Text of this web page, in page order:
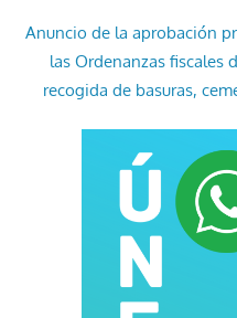
Anuncio de la aprobación
las Ordenanzas fiscales
recogida de basuras,